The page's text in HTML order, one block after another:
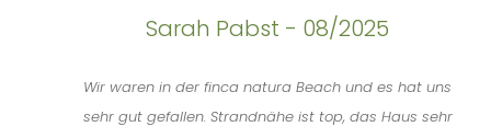
Sarah Pabst - 08/2025
Wir waren in der finca natura Beach und es hat uns
sehr gut gefallen. Strandnähe ist top, das Haus sehr